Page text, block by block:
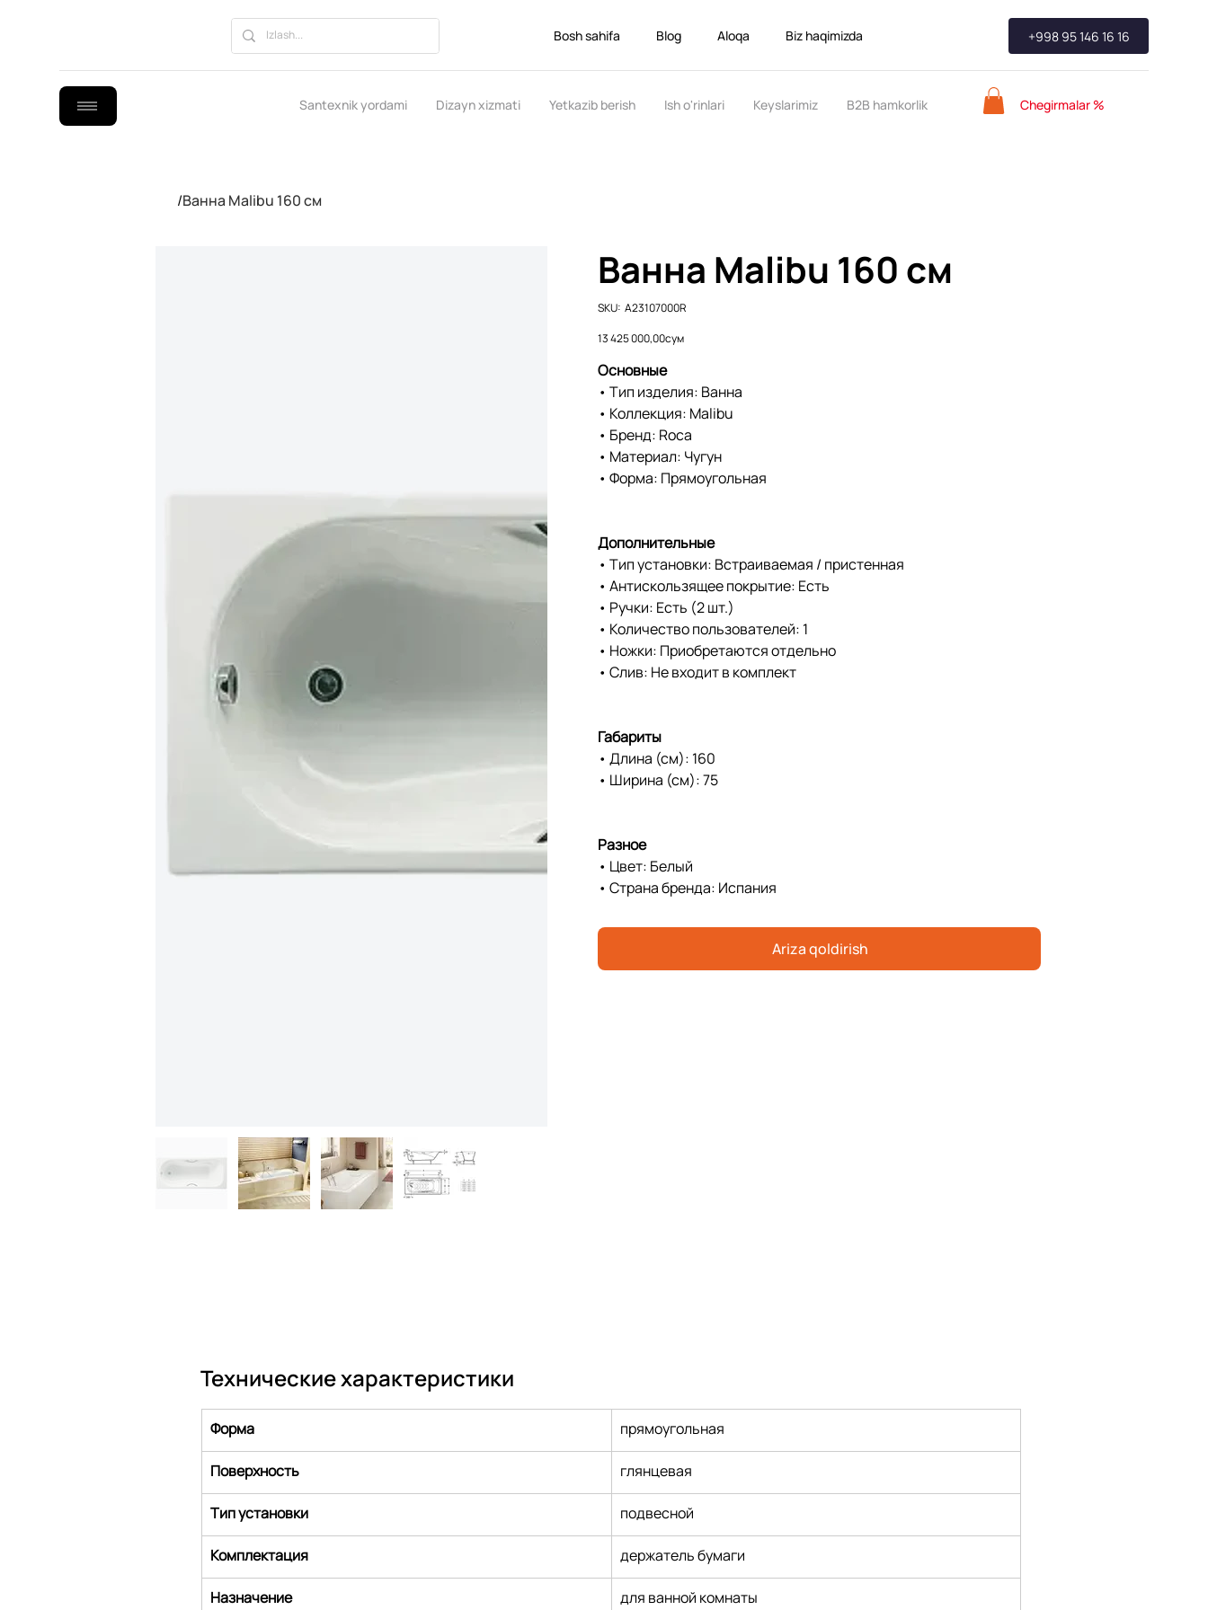
Bosh sahifa Blog Aloqa Biz haqimizda +998 95 146 16 16
Santexnik yordami Dizayn xizmati Yetkazib berish Ish o'rinlari Keyslarimiz B2B hamkorlik Chegirmalar %
/Ванна Malibu 160 см
Ванна Malibu 160 см
SKU:
SKU
A23107000R
A23107000R
Price
13 425 000,00сум
Основные
• Тип изделия: Ванна
• Коллекция: Malibu
• Бренд: Roca
• Материал: Чугун
• Форма: Прямоугольная
Дополнительные
• Тип установки: Встраиваемая / пристенная
• Антискользящее покрытие: Есть
• Ручки: Есть (2 шт.)
• Количество пользователей: 1
• Ножки: Приобретаются отдельно
• Слив: Не входит в комплект
Габариты
• Длина (см): 160
• Ширина (см): 75
Разное
• Цвет: Белый
• Страна бренда: Испания
Ariza qoldirish
Технические характеристики
Форма прямоугольная
Поверхность глянцевая
Тип установки подвесной
Комплектация держатель бумаги
Назначение для ванной комнаты